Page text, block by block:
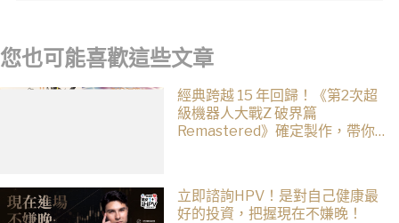
您也可能喜歡這些文章
經典跨越 15 年回歸！《第2次超
級機器人大戰Z 破界篇
Remastered》確定製作，帶你
立即諮詢HPV！是對自己健康最
好的投資，把握現在不嫌晚！